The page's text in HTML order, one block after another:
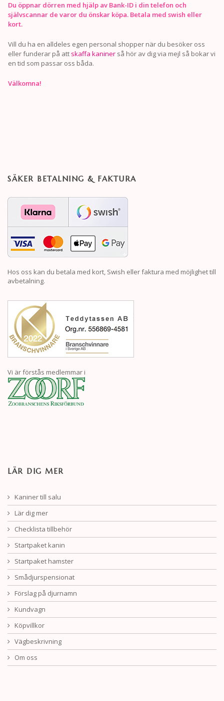
Du öppnar dörren med hjälp av Bank-ID i din telefon och
självscannar de varor du önskar köpa. Betala med swish eller
kort.
Vill du ha en alldeles egen personal shopper när du besöker oss
eller funderar på att skaffa kaniner så hör av dig via mejl så bokar vi
en tid som passar oss båda.
Välkomna!
SÄKER BETALNING & FAKTURA
Hos oss kan du betala med kort, Swish eller faktura med möjlighet till
avbetalning.
Vi är förstås medlemmar i
LÄR DIG MER
Kaniner till salu
Lär dig mer
Checklista tillbehör
Startpaket kanin
Startpaket hamster
Smådjurspensionat
Förslag på djurnamn
Kundvagn
Köpvillkor
Vägbeskrivning
Om oss